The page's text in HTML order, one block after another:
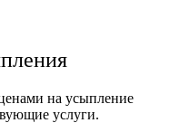
на усыпление
услуги.